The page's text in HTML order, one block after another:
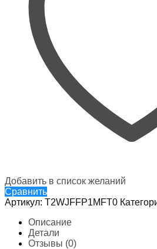
Добавить в список желаний
Сравнить
Артикул: T2WJFFP1MFT0
Описание
Детали
Отзывы (0)